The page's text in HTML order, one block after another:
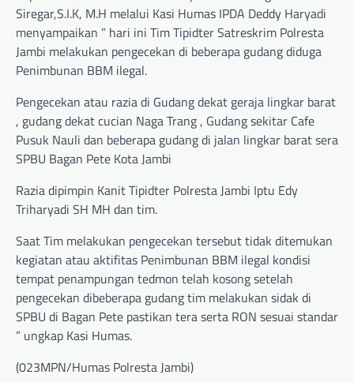
Siregar,S.I.K, M.H melalui Kasi Humas IPDA Deddy Haryadi
menyampaikan ” hari ini Tim Tipidter Satreskrim Polresta
Jambi melakukan pengecekan di beberapa gudang diduga
Penimbunan BBM ilegal.
Pengecekan atau razia di Gudang dekat geraja lingkar barat
, gudang dekat cucian Naga Trang , Gudang sekitar Cafe
Pusuk Nauli dan beberapa gudang di jalan lingkar barat sera
SPBU Bagan Pete Kota Jambi
Razia dipimpin Kanit Tipidter Polresta Jambi Iptu Edy
Triharyadi SH MH dan tim.
Saat Tim melakukan pengecekan tersebut tidak ditemukan
kegiatan atau aktifitas Penimbunan BBM ilegal kondisi
tempat penampungan tedmon telah kosong setelah
pengecekan dibeberapa gudang tim melakukan sidak di
SPBU di Bagan Pete pastikan tera serta RON sesuai standar
” ungkap Kasi Humas.
(023MPN/Humas Polresta Jambi)